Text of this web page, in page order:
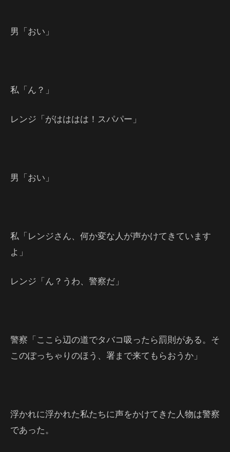
男「おい」
私「ん？」
レンジ「がはははは！スパパー」
男「おい」
私「レンジさん、何か変な人が声かけてきています
よ」
レンジ「ん？うわ、警察だ」
警察「ここら辺の道でタバコ吸ったら罰則がある。そ
このぽっちゃりのほう、署まで来てもらおうか」
浮かれに浮かれた私たちに声をかけてきた人物は警察
であった。